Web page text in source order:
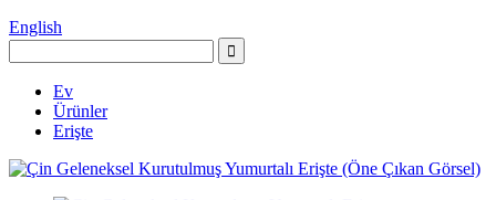
English
Ev
Ürünler
Erişte